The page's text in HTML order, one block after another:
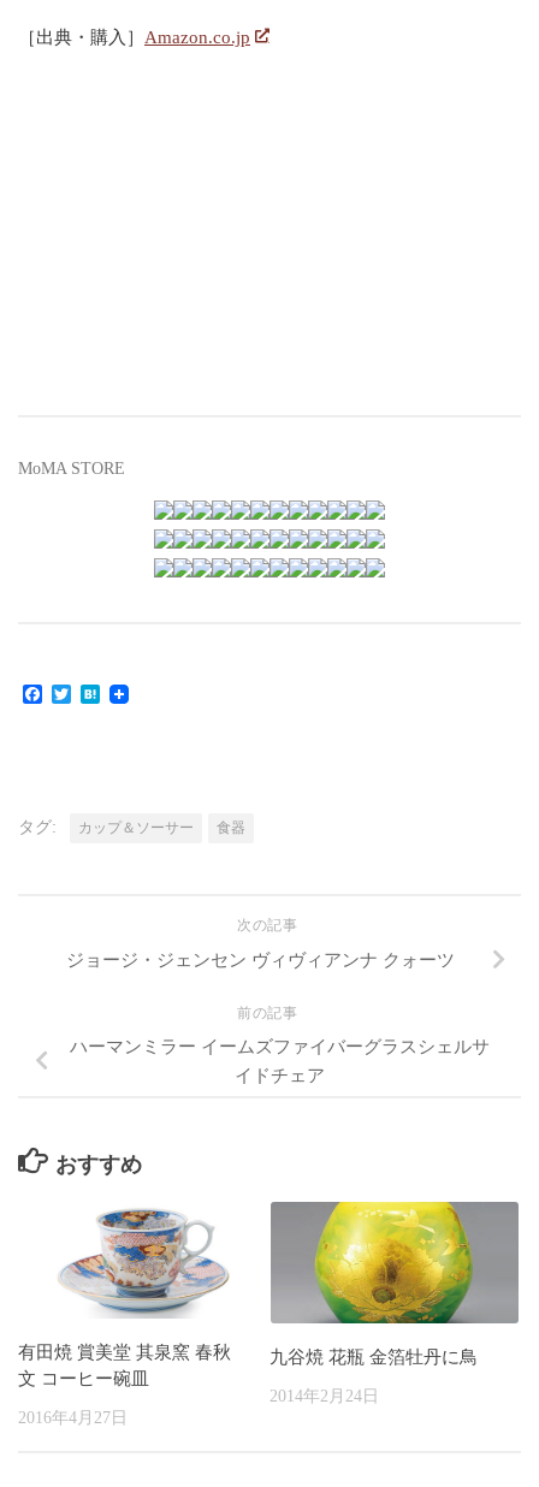
［出典・購入］ Amazon.co.jp
MoMA STORE
Facebook
TwitterHatena
タグ: カップ＆ソーサー 食器
次の記事
ジョージ・ジェンセン ヴィヴィアンナ クォーツ
前の記事
ハーマンミラー イームズファイバーグラスシェルサ
イドチェア
おすすめ
有田焼 賞美堂 其泉窯 春秋
文 コーヒー碗皿
2016年4月27日
九谷焼 花瓶 金箔牡丹に鳥
2014年2月24日